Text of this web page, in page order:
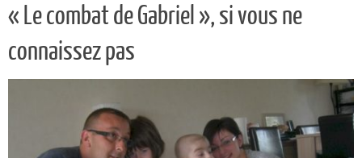
« Le combat de Gabriel », si vous ne
connaissez pas